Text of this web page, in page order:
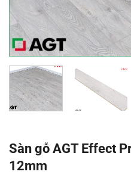
Sàn gỗ AGT Effect
12mm